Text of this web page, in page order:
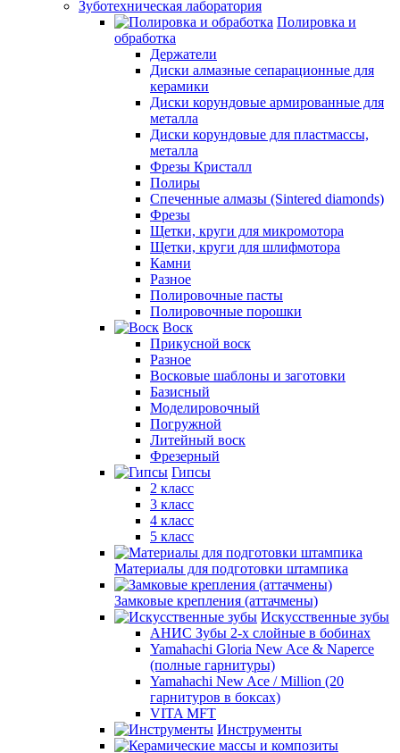
Зуботехническая лаборатория
Полировка и
обработка
Держатели
Диски алмазные сепарационные для
керамики
Диски корундовые армированные для
металла
Диски корундовые для пластмассы,
металла
Фрезы Кристалл
Полиры
Спеченные алмазы (Sintered diamonds)
Фрезы
Щетки, круги для микромотора
Щетки, круги для шлифмотора
Камни
Разное
Полировочные пасты
Полировочные порошки
Воск
Прикусной воск
Разное
Восковые шаблоны и заготовки
Базисный
Моделировочный
Погружной
Литейный воск
Фрезерный
Гипсы
2 класс
3 класс
4 класс
5 класс
Материалы для подготовки штампика
Замковые крепления (аттачмены)
Искусственные зубы
АНИС Зубы 2-х слойные в бобинах
Yamahachi Gloria New Ace & Naperce
(полные гарнитуры)
Yamahachi New Ace / Million (20
гарнитуров в боксах)
VITA MFT
Инструменты